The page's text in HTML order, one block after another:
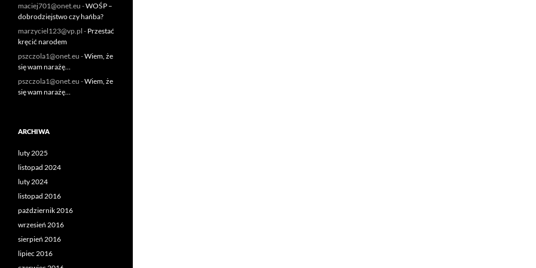
maciej701@onet.eu -WOŚP –
dobrodziejstwo czy hańba?
marzyciel123@vp.pl - Przestać
kręcić narodem
pszczola1@onet.eu -Wiem, że
się wam narażę…
pszczola1@onet.eu -Wiem, że
się wam narażę…
ARCHIWA
luty 2025
listopad 2024
luty 2024
listopad 2016
październik 2016
wrzesień 2016
sierpień 2016
lipiec 2016